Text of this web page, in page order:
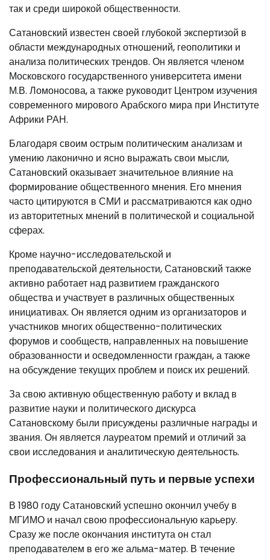
так и среди широкой общественности.
Сатановский известен своей глубокой экспертизой в
области международных отношений, геополитики и
анализа политических трендов. Он является членом
Московского государственного университета имени
М.В. Ломоносова, а также руководит Центром изучения
современного мирового Арабского мира при Институте
Африки РАН.
Благодаря своим острым политическим анализам и
умению лаконично и ясно выражать свои мысли,
Сатановский оказывает значительное влияние на
формирование общественного мнения. Его мнения
часто цитируются в СМИ и рассматриваются как одно
из авторитетных мнений в политической и социальной
сферах.
Кроме научно-исследовательской и
преподавательской деятельности, Сатановский также
активно работает над развитием гражданского
общества и участвует в различных общественных
инициативах. Он является одним из организаторов и
участников многих общественно-политических
форумов и сообществ, направленных на повышение
образованности и осведомленности граждан, а также
на обсуждение текущих проблем и поиск их решений.
За свою активную общественную работу и вклад в
развитие науки и политического дискурса
Сатановскому были присуждены различные награды и
звания. Он является лауреатом премий и отличий за
свои исследования и аналитическую деятельность.
Профессиональный путь и первые успехи
В 1980 году Сатановский успешно окончил учебу в
МГИМО и начал свою профессиональную карьеру.
Сразу же после окончания института он стал
преподавателем в его же альма-матер. В течение